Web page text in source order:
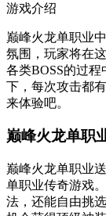
游戏介绍
巅峰火龙单职业
氛围，玩家将在
各类BOSS的过
下，每次攻击都
来体验吧。
巅峰火龙单职
巅峰火龙单职业
单职业传奇游戏
法，还能自由挑